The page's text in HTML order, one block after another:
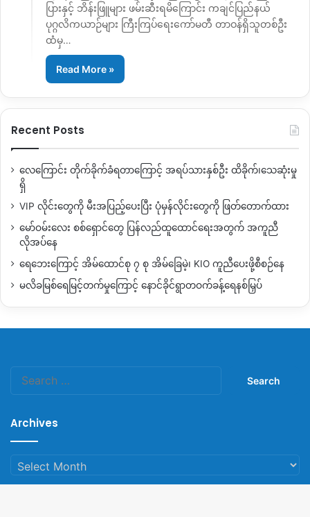
ပြားနှင့် ဘိန်းဖြူများ ဖမ်းဆီးရမိကြောင်း ကချင်ပြည်နယ်
ပုဂ္ဂလိကယာဉ်များ ကြီးကြပ်ရေးကော်မတီ တာဝန်ရှိသူတစ်ဦး
ထံမှ…
Read More »
Recent Posts
လေကြောင်း တိုက်ခိုက်ခံရတာကြောင့် အရပ်သားနှစ်ဦး ထိခိုက်၊သေဆုံးမှု
ရှိ
VIP လိုင်းတွေကို မီးအပြည့်ပေးပြီး ပုံမှန်လိုင်းတွေကို ဖြတ်တောက်ထား
မော်ဝမ်းလေး စစ်ရှောင်တွေ ပြန်လည်ထူထောင်ရေးအတွက် အကူညီ
လိုအပ်နေ
ရေဘေးကြောင့် အိမ်ထောင်စု ၇ စု အိမ်ခြေမဲ့၊ KIO ကူညီပေးဖို့စီစဉ်နေ
မလိခမြစ်ရေမြင့်တက်မှုကြောင့် နောင်ခိုင်ရွာတဝက်ခန့်ရေနစ်မြှပ်
Archives
Archives